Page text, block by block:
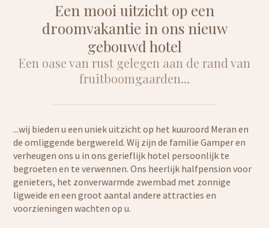
Een mooi uitzicht op een
droomvakantie in ons nieuw
gebouwd hotel
Een oase van rust gelegen aan de rand van
fruitboomgaarden...
...wij bieden u een uniek uitzicht op het kuuroord Meran en
de omliggende bergwereld. Wij zijn de familie Gamper en
verheugen ons u in ons gerieflijk hotel persoonlijk te
begroeten en te verwennen. Ons heerlijk halfpension voor
genieters, het zonverwarmde zwembad met zonnige
ligweide en een groot aantal andere attracties en
voorzieningen wachten op u.